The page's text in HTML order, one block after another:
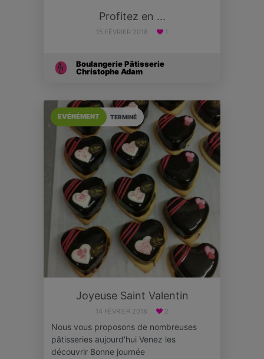
Profitez en ...
15 FÉVRIER 2018 1
Boulangerie Pâtisserie
Christophe Adam
TERMINÉ
EVÉNÉMENT
Joyeuse Saint Valentin
14 FÉVRIER 2018 2
Nous vous proposons de nombreuses
pâtisseries aujourd'hui Venez les
découvrir Bonne journée